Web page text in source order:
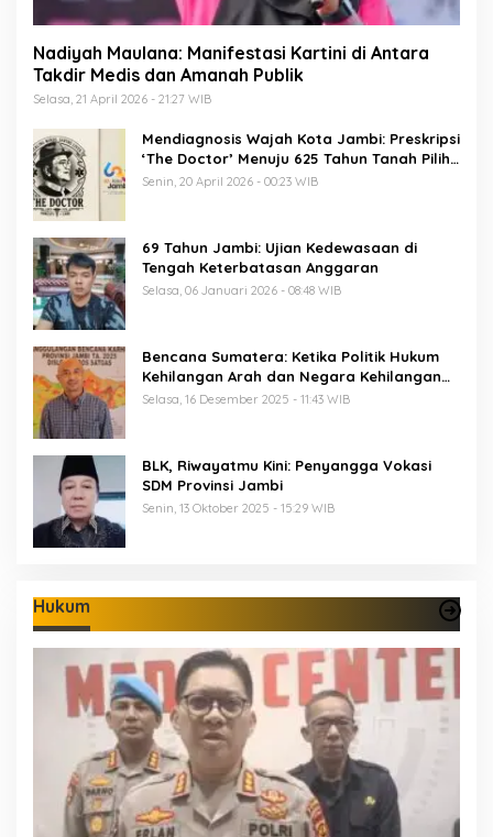
Nadiyah Maulana: Manifestasi Kartini di Antara
Takdir Medis dan Amanah Publik
Selasa, 21 April 2026 - 21:27 WIB
Mendiagnosis Wajah Kota Jambi: Preskripsi
‘The Doctor’ Menuju 625 Tahun Tanah Pilih
Pusako Batuah
Senin, 20 April 2026 - 00:23 WIB
69 Tahun Jambi: Ujian Kedewasaan di
Tengah Keterbatasan Anggaran
Selasa, 06 Januari 2026 - 08:48 WIB
Bencana Sumatera: Ketika Politik Hukum
Kehilangan Arah dan Negara Kehilangan
Keberanian
Selasa, 16 Desember 2025 - 11:43 WIB
BLK, Riwayatmu Kini: Penyangga Vokasi
SDM Provinsi Jambi
Senin, 13 Oktober 2025 - 15:29 WIB
Hukum